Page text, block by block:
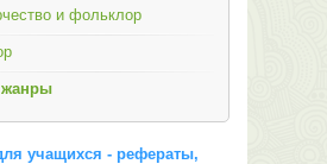
и фольклор
жанры
учащихся - рефераты,